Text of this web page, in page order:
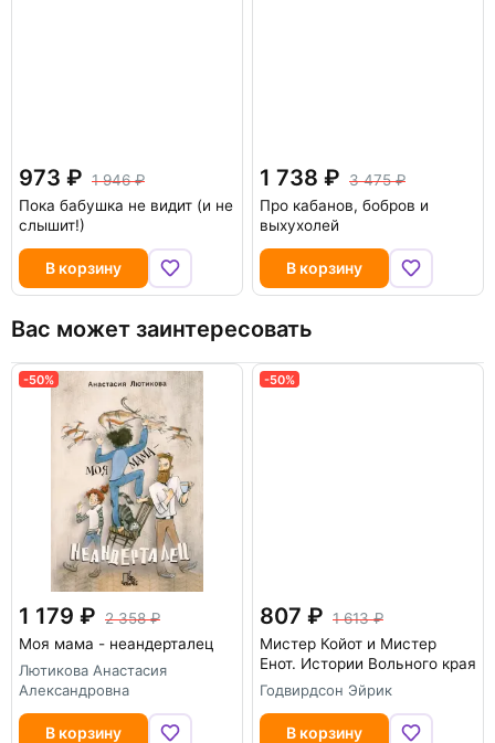
973
1 946
Пока бабушка не видит (и не
слышит!)
В корзину
1 738
3 475
Про кабанов, бобров и
выхухолей
В корзину
Вас может заинтересовать
-50%
1 179
2 358
Моя мама - неандерталец
Лютикова Анастасия
Александровна
В корзину
-50%
807
1 613
Мистер Койот и Мистер
Енот. Истории Вольного края
Годвирдсон Эйрик
В корзину